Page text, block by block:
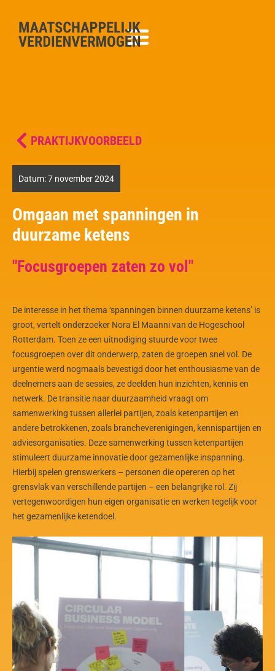
PRAKTIJKVOORBEELD
Datum:7 november 2024
Omgaan met spanningen in
duurzame ketens
"Focusgroepen zaten zo vol"
De interesse in het thema ‘spanningen binnen duurzame ketens’ is
groot, vertelt onderzoeker Nora El Maanni van de Hogeschool
Rotterdam. Toen ze een uitnodiging stuurde voor twee
focusgroepen over dit onderwerp, zaten de groepen snel vol. De
urgentie werd nogmaals bevestigd door het enthousiasme van de
deelnemers aan de sessies, ze deelden hun inzichten, kennis en
netwerk. De transitie naar duurzaamheid vraagt om
samenwerking tussen allerlei partijen, zoals ketenpartijen en
andere betrokkenen, zoals brancheverenigingen, kennispartijen en
adviesorganisaties. Deze samenwerking tussen ketenpartijen
stimuleert duurzame innovatie door gezamenlijke inspanning.
Hierbij spelen grenswerkers – personen die opereren op het
grensvlak van verschillende partijen – een belangrijke rol. Zij
vertegenwoordigen hun eigen organisatie en werken tegelijk voor
het gezamenlijke ketendoel.